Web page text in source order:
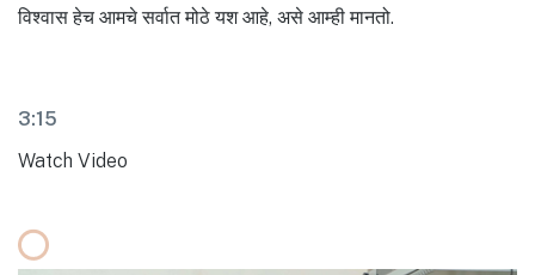
विश्वास हेच आमचे सर्वात मोठे यश आहे, असे आम्ही मानतो.
3:15
Watch Video